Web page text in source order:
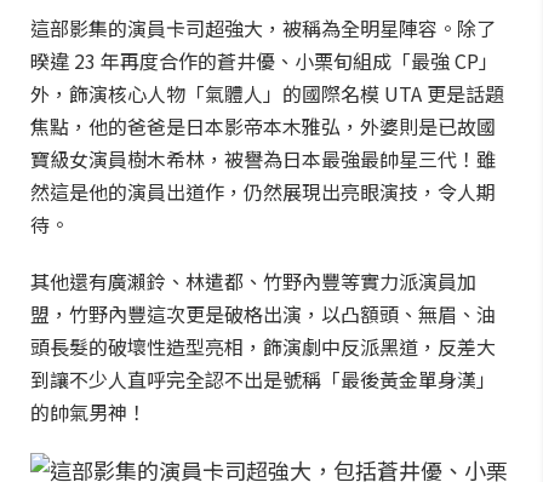
這部影集的演員卡司超強大，被稱為全明星陣容。除了
暌違 23 年再度合作的蒼井優、小栗旬組成「最強 CP」
外，飾演核心人物「氣體人」的國際名模 UTA 更是話題
焦點，他的爸爸是日本影帝本木雅弘，外婆則是已故國
寶級女演員樹木希林，被譽為日本最強最帥星三代！雖
然這是他的演員出道作，仍然展現出亮眼演技，令人期
待。
其他還有廣瀨鈴、林遣都、竹野內豐等實力派演員加
盟，竹野內豐這次更是破格出演，以凸額頭、無眉、油
頭長髮的破壞性造型亮相，飾演劇中反派黑道，反差大
到讓不少人直呼完全認不出是號稱「最後黃金單身漢」
的帥氣男神！